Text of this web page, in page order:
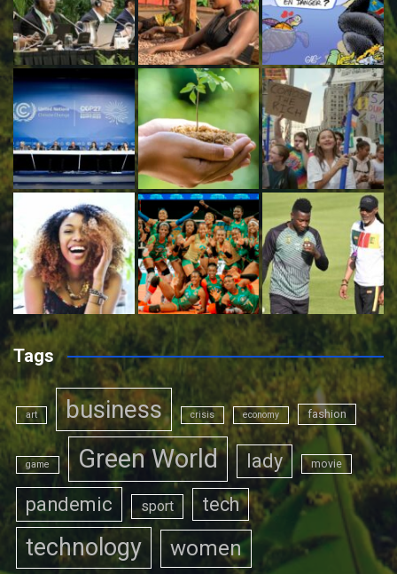
Tags
art business crisis economy fashion
game Green World lady movie
pandemic sport tech
technology women